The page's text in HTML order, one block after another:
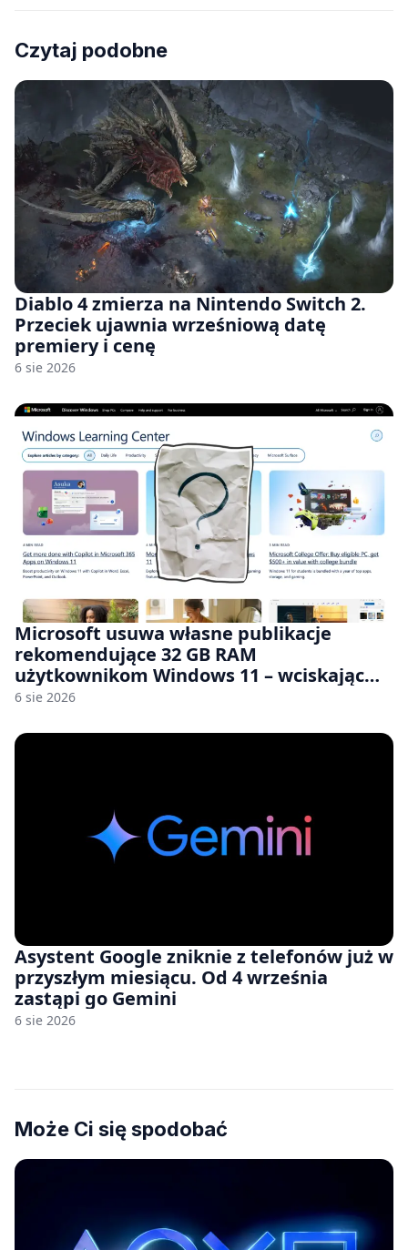
Czytaj podobne
Diablo 4 zmierza na Nintendo Switch 2.
Przeciek ujawnia wrześniową datę
premiery i cenę
6 sie 2026
Microsoft usuwa własne publikacje
rekomendujące 32 GB RAM
użytkownikom Windows 11 – wciskając
nam przy tym komputery z 8 GB RAM po
6 sie 2026
Asystent Google zniknie z telefonów już w
przyszłym miesiącu. Od 4 września
zastąpi go Gemini
6 sie 2026
Może Ci się spodobać